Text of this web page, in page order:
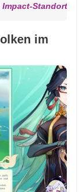
Standort:
im